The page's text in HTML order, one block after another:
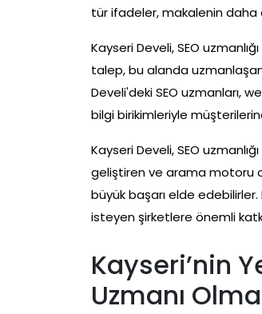
tür ifadeler, makalenin daha
Kayseri Develi, SEO
talep, bu alanda
Develi'deki SEO uzmanları,
bilgi birikimleriyle
Kayseri Develi, SEO
geliştiren ve arama motoru
büyük başarı elde
isteyen şirketlere önemli
Kayseri’nin
Uzmanı